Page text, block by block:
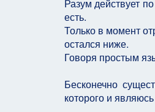
Разум действует
есть.
Только в момент
остался ниже.
Говоря простым
Бесконечно
которого и